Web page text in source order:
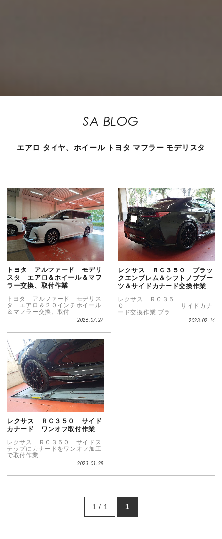
SA BLOG
エアロ タイヤ、ホイール トヨタ マフラー モデリスタ
トヨタ アルファード モデリ
スタ エアロ＆ホイール＆マフ
ラー交換、取付作業
トヨタ アルファード モデリス
タ エアロ＆２０インチホイール
＆マフラー交換、取付
2026.07.27
レクサス ＲＣ３５０ ブラッ
クエンブレム＆シフトノブブー
ツ＆サイドカナード交換作業
レクサス ＲＣ３５
０ サイドカナ
ード交換作業 ブラ
2023.02.14
レクサス ＲＣ３５０ サイド
カナード ワンオフ取付作業
レクサス ＲＣ３５０ サイドス
テップにカナードをワンオフ加工
で取付作業
2023.01.28
1 / 1 1